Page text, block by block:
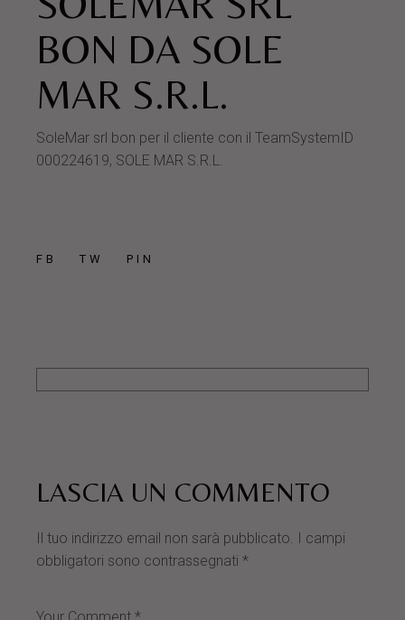
BON DA SOLE
MAR S.R.L.
SoleMar srl bon per il cliente con il TeamSystemID
000224619, SOLE MAR S.R.L.
FB TW PIN
LASCIA UN COMMENTO
Il tuo indirizzo email non sarà pubblicato. I campi
obbligatori sono contrassegnati*